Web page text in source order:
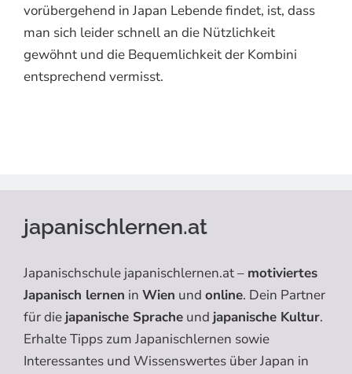
vorübergehend in Japan Lebende findet, ist, dass
man sich leider schnell an die Nützlichkeit
gewöhnt und die Bequemlichkeit der Kombini
entsprechend vermisst.
japanischlernen.at
Japanischschule japanischlernen.at – motiviertes
Japanisch lernen in Wien und online. Dein Partner
für die japanische Sprache und japanische Kultur.
Erhalte Tipps zum Japanischlernen sowie
Interessantes und Wissenswertes über Japan in